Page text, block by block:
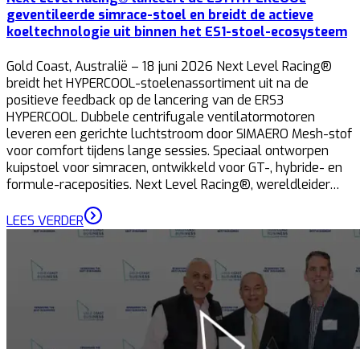
geventileerde simrace-stoel en breidt de actieve
koeltechnologie uit binnen het ES1-stoel-ecosysteem
Gold Coast, Australië – 18 juni 2026 Next Level Racing®
breidt het HYPERCOOL-stoelenassortiment uit na de
positieve feedback op de lancering van de ERS3
HYPERCOOL. Dubbele centrifugale ventilatormotoren
leveren een gerichte luchtstroom door SIMAERO Mesh-stof
voor comfort tijdens lange sessies. Speciaal ontworpen
kuipstoel voor simracen, ontwikkeld voor GT-, hybride- en
formule-raceposities. Next Level Racing®, wereldleider…
LEES VERDER